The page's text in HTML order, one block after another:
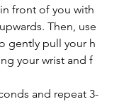
front of you with
Then, use
gently pull your h
your wrist and f
and repeat 3-